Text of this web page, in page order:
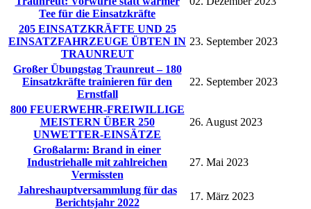
Tee für die Einsatzkräfte
205 EINSATZKRÄFTE UND 25
EINSATZFAHRZEUGE ÜBTEN IN
TRAUNREUT
23. September 2023
Großer Übungstag Traunreut – 180
Einsatzkräfte trainieren für den
Ernstfall
22. September 2023
800 FEUERWEHR-FREIWILLIGE
MEISTERN ÜBER 250
UNWETTER-EINSÄTZE
26. August 2023
Großalarm: Brand in einer
Industriehalle mit zahlreichen
Vermissten
27. Mai 2023
Jahreshauptversammlung für das
Berichtsjahr 2022
17. März 2023